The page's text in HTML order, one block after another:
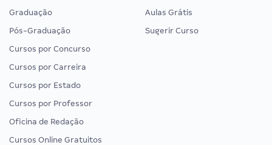
Graduação
Pós-Graduação
Cursos por Concurso
Cursos por Carreira
Cursos por Estado
Cursos por Professor
Oficina de Redação
Cursos Online Gratuitos
Aulas Grátis
Sugerir Curso